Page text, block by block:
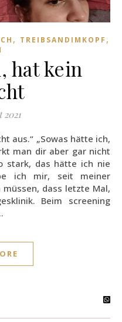
, TREIBSANDIMKOPF ,
hat kein
2021
man dir aber gar nicht
stark, das hätte ich nie
ich mir, seit meiner
dass letzte Mal,
Beim screening